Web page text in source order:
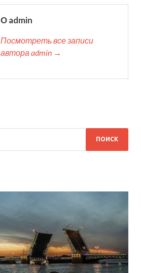
О admin
Посмотреть все записи
автора admin →